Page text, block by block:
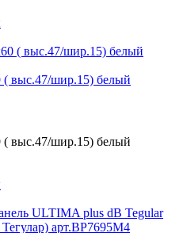
( выс.47/шир.15) белый
( выс.47/шир.15) белый